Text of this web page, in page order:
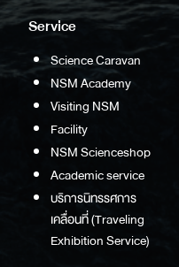
Service
Science Caravan
NSM Academy
Visiting NSM
Facility
NSM Scienceshop
Academic service
บริการนิทรรศการ
เคลื่อนที่ (Traveling
Exhibition Service)